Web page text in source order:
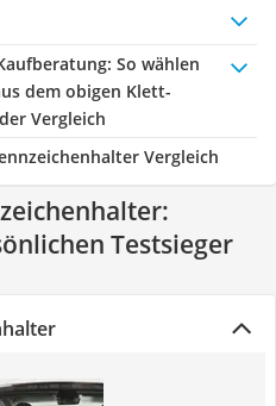
: So wählen
dem obigen Klett-
Vergleich
Vergleich
Testsieger